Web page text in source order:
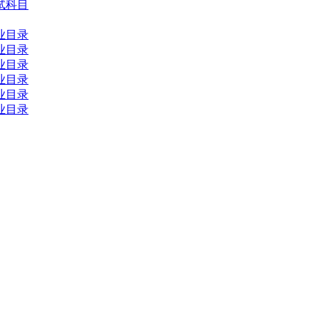
科目
目录
目录
目录
目录
目录
目录